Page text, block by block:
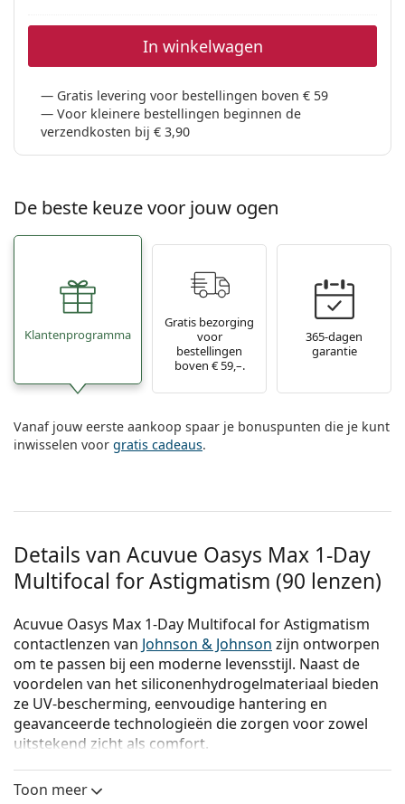
In winkelwagen
Gratis levering voor bestellingen boven € 59
Voor kleinere bestellingen beginnen de
verzendkosten bij € 3,90
De beste keuze voor jouw ogen
Klantenprogramma
Gratis bezorging
voor
bestellingen
boven € 59,–.
365-dagen
garantie
Vanaf jouw eerste aankoop spaar je bonuspunten die je kunt
inwisselen voor gratis cadeaus.
Details van Acuvue Oasys Max 1-Day
Multifocal for Astigmatism (90 lenzen)
Acuvue Oasys Max 1-Day Multifocal for Astigmatism
contactlenzen van Johnson & Johnson zijn ontworpen
om te passen bij een moderne levensstijl. Naast de
voordelen van het siliconenhydrogelmateriaal bieden
ze UV-bescherming, eenvoudige hantering en
geavanceerde technologieën die zorgen voor zowel
uitstekend zicht als comfort.
Acuvue Oasys Max 1-Day Multifocal for Astigmatism
combineren vier unieke technologieën voor optimaal
Toon meer